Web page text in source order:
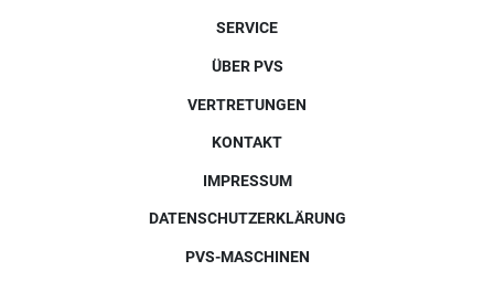
SERVICE
ÜBER PVS
VERTRETUNGEN
KONTAKT
IMPRESSUM
DATENSCHUTZERKLÄRUNG
PVS-MASCHINEN